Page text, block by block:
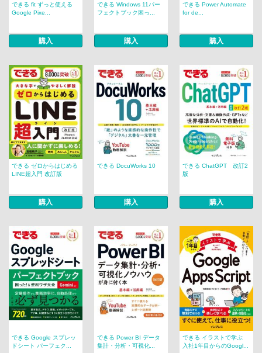
できる fit ずっと使える
Google Pixe...
購入
できる Windows 11パー
フェクトブック困っ...
購入
できる Power Automate
for de...
購入
できる ゼロからはじめる
LINE超入門 改訂版
購入
できる DocuWorks 10
購入
できる ChatGPT 改訂2
版
購入
できる Google スプレッ
ドシート パーフェク...
できる Power BI データ
集計・分析・可視化...
できる イラストで学ぶ
入社1年目からのGoogl...